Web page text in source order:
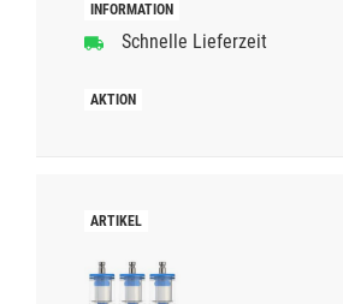
Schnelle Lieferzeit